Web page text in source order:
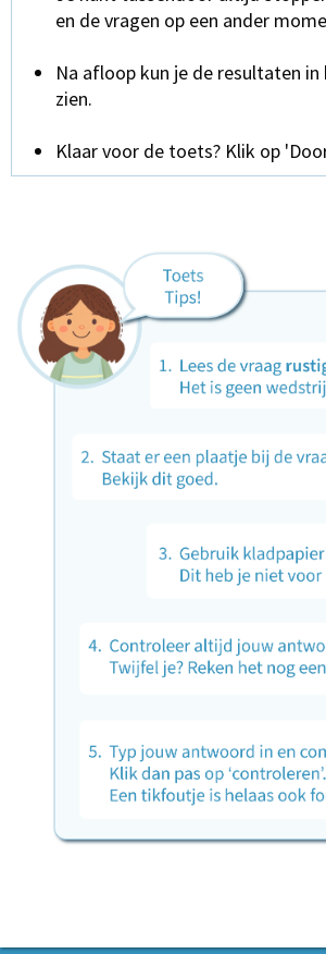
en de vragen op een ander
Na afloop kun je de resultaten
zien.
Klaar voor de toets? Klik op